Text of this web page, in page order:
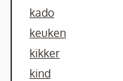
kado
keuken
kikker
kind